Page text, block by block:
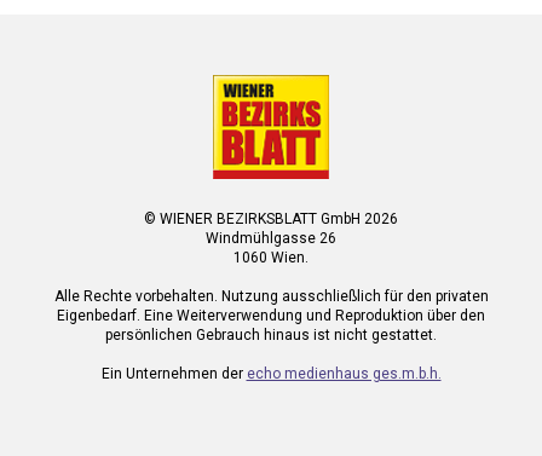
© WIENER BEZIRKSBLATT GmbH 2026
Windmühlgasse 26
1060 Wien.
Alle Rechte vorbehalten. Nutzung ausschließlich für den privaten
Eigenbedarf. Eine Weiterverwendung und Reproduktion über den
persönlichen Gebrauch hinaus ist nicht gestattet.
Ein Unternehmen der echo medienhaus ges.m.b.h.